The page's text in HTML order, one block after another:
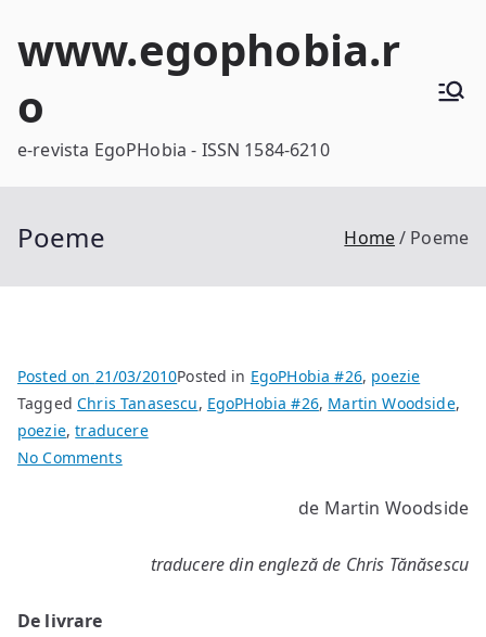
www.egophobia.r
o
e-revista EgoPHobia - ISSN 1584-6210
Poeme Home Poeme
Posted on 21/03/2010Posted in EgoPHobia #26, poezie
TaggedChris Tanasescu, EgoPHobia #26, Martin Woodside,
poezie,traducere
No Commentson
de Martin Woodside
traducere din engleză de Chris Tănăsescu
De livrare